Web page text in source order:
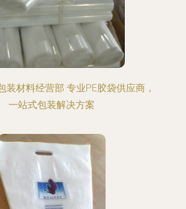
装材料经营部 专业PE胶袋供应商，
一站式包装解决方案